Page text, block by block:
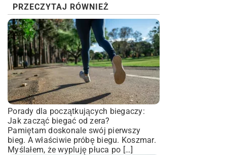
PRZECZYTAJ RÓWNIEŻ
Porady dla początkujących biegaczy:
Jak zacząć biegać od zera?
Pamiętam doskonale swój pierwszy
bieg. A właściwie próbę biegu. Koszmar.
Myślałem, że wypluję płuca po […]